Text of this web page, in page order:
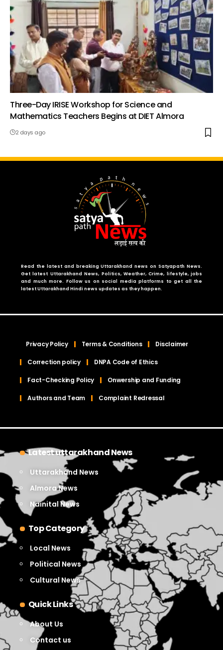
Three-Day IRISE Workshop for Science and
Mathematics Teachers Begins at DIET Almora
2 days ago
Read the latest and breaking Uttarakhand news on Satyapath News.
Get latest Uttarakhand News, Politics, Weather, Crime, lifestyle, jobs
and much more. Follow us on social media platforms to get all the
latest Uttarakhand Hindi news updates as they happen.
Privacy Policy Terms & Conditions Disclaimer
Correction policy DNPA Code of Ethics
Fact-Checking Policy Onwership and Funding
Authors and Team Complaint Redressal
Latest uttarakhand News
Uttarakhand News
Almora News
Nainital News
Top Category
Local News
Political News
Cultural News
Quick Links
About Us
Contact us